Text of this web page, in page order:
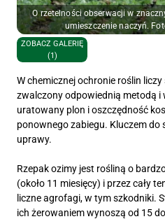
O rzetelności obserwacji w
umieszczenie naczyń.
ZOBACZ GALERIĘ
(1)
W chemicznej ochronie roślin
zwalczony odpowiednią metodą i
uratowany plon i oszczędność
ponownego zabiegu. Kluczem do
uprawy.
Rzepak ozimy jest rośliną o
(około 11 miesięcy) i przez cały
liczne agrofagi, w tym szkodniki.
ich żerowaniem wynoszą od 15